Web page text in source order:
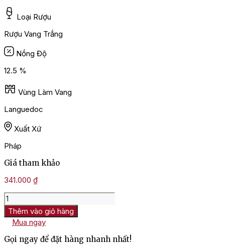
Loại Rượu
Rượu Vang Trắng
Nồng Độ
12.5 %
Vùng Làm Vang
Languedoc
Xuất Xứ
Pháp
Giá tham khảo
341.000 ₫
Rượu
Vang
Domaine
Astruc
DA
Sauvignon
Thêm vào giỏ hàng
Mua ngay
Gọi ngay để đặt hàng nhanh nhất!